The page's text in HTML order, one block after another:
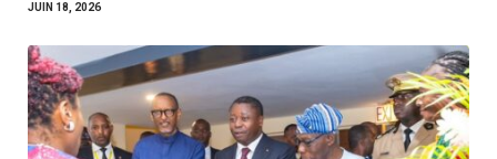
JUIN 18, 2026